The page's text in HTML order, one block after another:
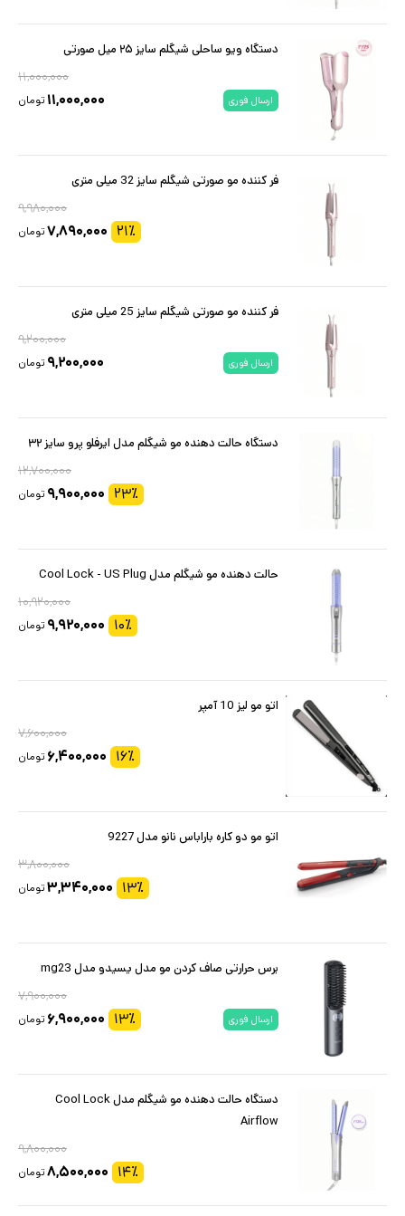
دستگاه ویو ساحلی شیگلم سایز ۲۵ میل صورتی
۱۱,۰۰۰,۰۰۰
ارسال فوری ۱۱,۰۰۰,۰۰۰ تومان
فر کننده مو صورتی شیگلم سایز 32 میلی متری
۹,۹۸۰,۰۰۰
۲۱٪ ۷,۸۹۰,۰۰۰تومان
فر کننده مو صورتی شیگلم سایز 25 میلی متری
۹,۲۰۰,۰۰۰
ارسال فوری ۹,۲۰۰,۰۰۰ تومان
دستگاه حالت دهنده مو شیگلم مدل ایرفلو پرو سایز ۳۲
۱۲,۷۰۰,۰۰۰
۲۳٪ ۹,۹۰۰,۰۰۰ تومان
حالت دهنده مو شیگلم مدل Cool Lock - US Plug
۱۰,۹۲۰,۰۰۰
۱۰٪ ۹,۹۲۰,۰۰۰ تومان
اتو مو لیز 10 آمپر
۷,۶۰۰,۰۰۰
۱۶٪ ۶,۴۰۰,۰۰۰ تومان
اتو مو دو کاره باراباس نانو مدل 9227
۳,۸۰۰,۰۰۰
۱۳٪ ۳,۳۴۰,۰۰۰تومان
برس حرارتی صاف کردن مو مدل یسیدو مدل mg23
۷,۹۰۰,۰۰۰
ارسال فوری ۱۳٪ ۶,۹۰۰,۰۰۰ تومان
دستگاه حالت دهنده مو شیگلم مدل Cool Lock
Airflow
۹,۸۰۰,۰۰۰
۱۴٪ ۸,۵۰۰,۰۰۰تومان